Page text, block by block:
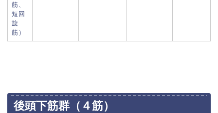
筋、
短回
旋
筋）
後頭下筋群（４筋）